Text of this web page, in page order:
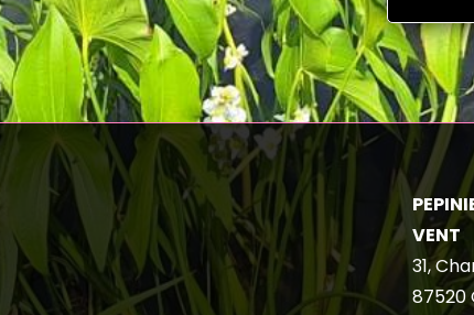
VENT
31,
87520